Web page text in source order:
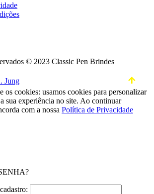
© 2023 Classic Pen Brindes
Jung
os cookies: usamos cookies para personalizar
sua experiência no site. Ao continuar
com a nossa Política de Privacidade